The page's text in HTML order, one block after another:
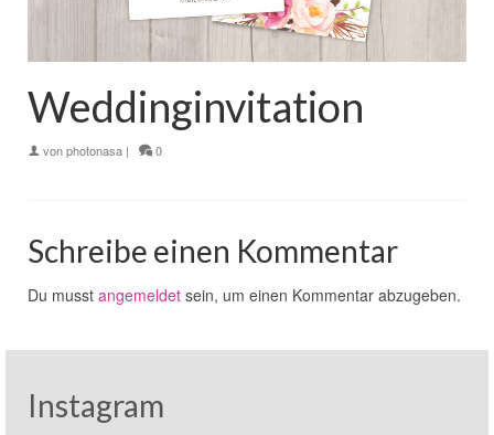
Weddinginvitation
vonphotonasa | 0
Schreibe einen Kommentar
Du musst angemeldet sein, um einen Kommentar abzugeben.
Instagram